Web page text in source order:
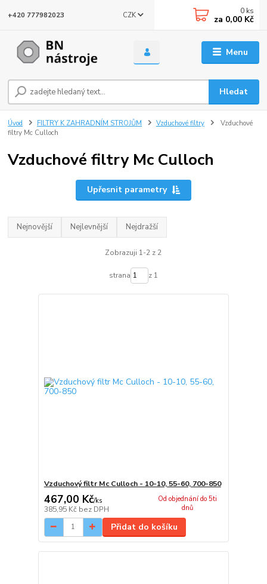
Menu
CZK
Hledat
+420 777982023 0 ks
za 0,00 Kč
Úvod FILTRY K ZAHRADNÍM STROJŮM Vzduchové filtry
Vzduchové
filtry Mc Culloch
Vzduchové filtry Mc Culloch
Upřesnit parametry
Nejnovější Nejlevnější Nejdražší
Zobrazuji 1-2 z 2
strana z 1
Vzduchový filtr Mc Culloch - 10-10, 55-60, 700-850
467,00 Kč/ks
385,95 Kč bez DPH
Od objednání do 5ti
dnů
Přidat do košíku